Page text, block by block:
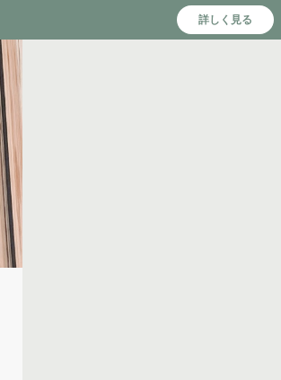
詳しく見る